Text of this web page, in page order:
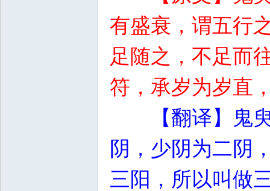
有盛衰，谓五行
足随之，不足而
符，承岁为岁直
【翻译】鬼
阴，少阴为二阴
三阳，所以叫做